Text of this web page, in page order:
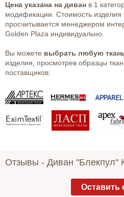
Цена указана на диван в 1
модификации. Стоимость изделия
просчитывается менеджером
Golden Plaza индивидуально.
Вы можете выбрать любую
изделия, просмотрев образцы
поставщиков:
Отзывы - Диван "Блекпул"
Оставить